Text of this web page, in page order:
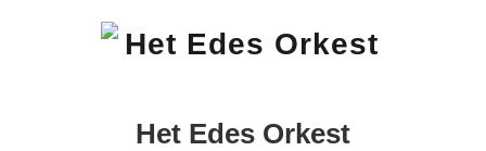
Het Edes Orkest